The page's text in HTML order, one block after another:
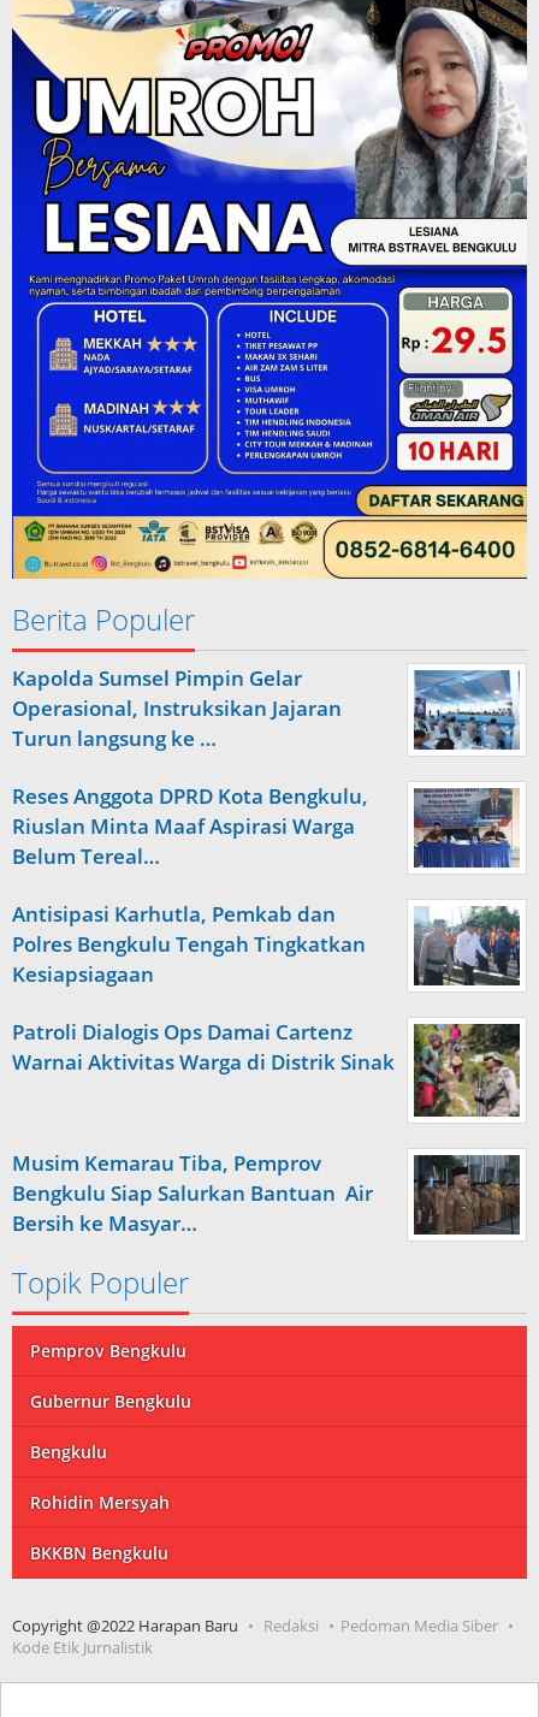
Berita Populer
Kapolda Sumsel Pimpin Gelar
Operasional, Instruksikan Jajaran
Turun langsung ke …
Reses Anggota DPRD Kota Bengkulu,
Riuslan Minta Maaf Aspirasi Warga
Belum Tereal…
Antisipasi Karhutla, Pemkab dan
Polres Bengkulu Tengah Tingkatkan
Kesiapsiagaan
Patroli Dialogis Ops Damai Cartenz
Warnai Aktivitas Warga di Distrik Sinak
Musim Kemarau Tiba, Pemprov
Bengkulu Siap Salurkan Bantuan Air
Bersih ke Masyar…
Topik Populer
Pemprov Bengkulu
Gubernur Bengkulu
Bengkulu
Rohidin Mersyah
BKKBN Bengkulu
Copyright @2022 Harapan Baru Redaksi
Pedoman Media Siber
Kode Etik Jurnalistik